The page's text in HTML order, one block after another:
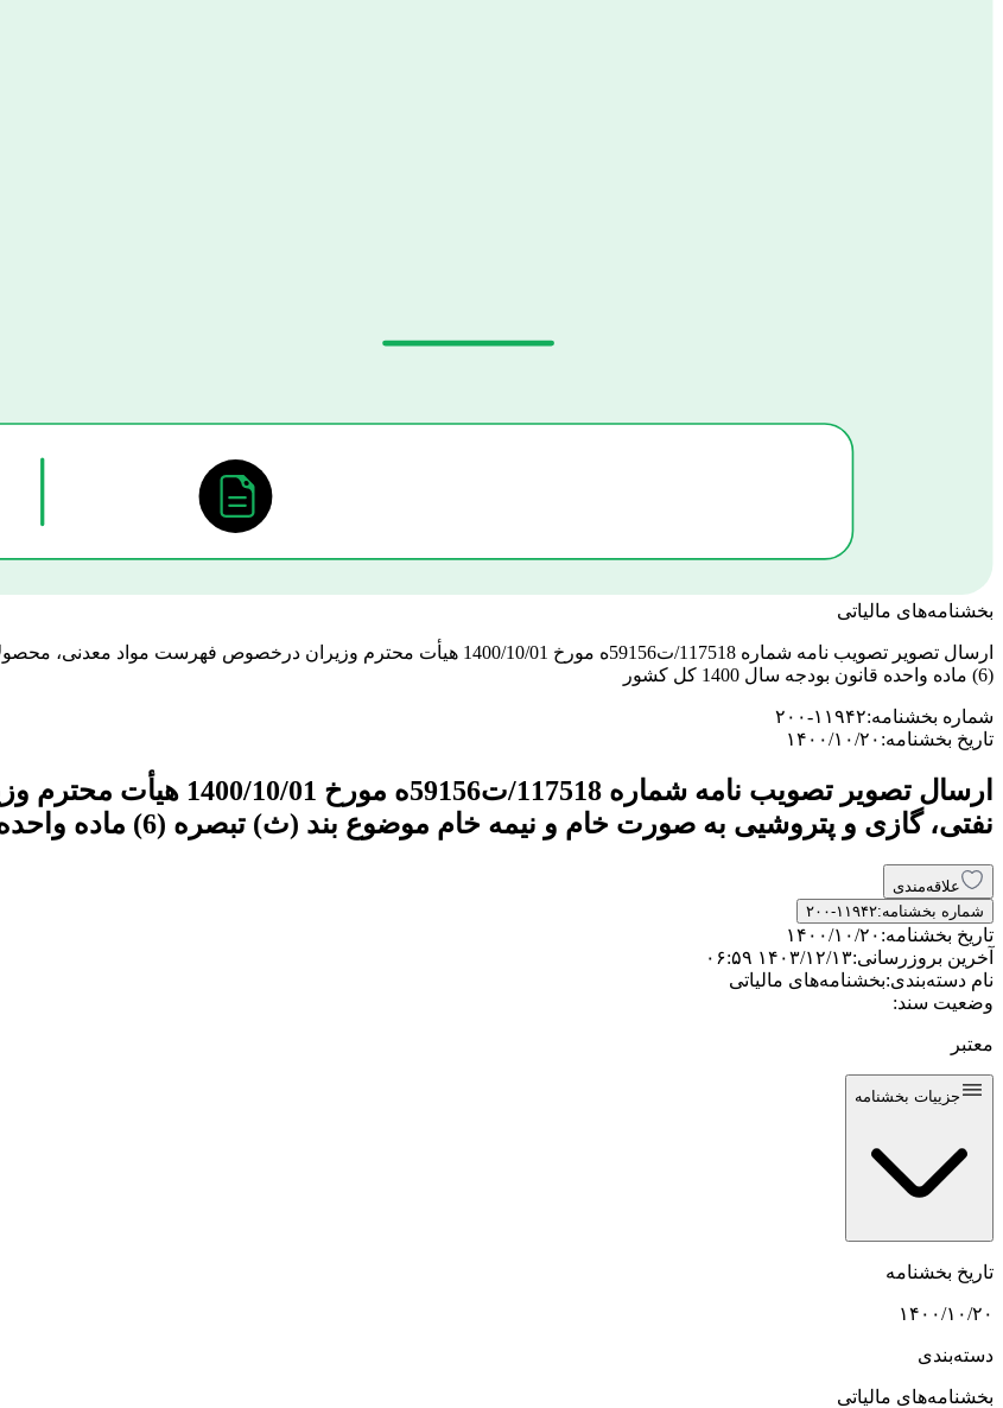
بخشنامه‌های مالیاتی
ارسال تصویر تصویب نامه شماره 117518/ت59156ه مورخ 1400/10/01 هیأت محترم
(6) ماده واحده قانون بودجه سال 1400 کل کشور
شماره بخشنامه:۲۰۰-۱۱۹۴۲
تاریخ بخشنامه: ۱۴۰۰/۱۰/۲۰
ارسال تصویر تصویب نامه
نفتی، گازی و پتروشیی به صورت خام و نیمه خام موضوع بند (ث) تبصره (6) ماده واحده قانون بودجه سال 1400 کل کشور
علاقه‌مندی
شماره بخشنامه:۲۰۰-۱۱۹۴۲
تاریخ بخشنامه: ۱۴۰۰/۱۰/۲۰
آخرین بروزرسانی:۱۴۰۳/۱۲/۱۳ ۰۶:۵۹
نام دسته‌بندی:بخشنامه‌های مالیاتی
وضعیت سند:
معتبر
جزییات بخشنامه
تاریخ بخشنامه
۱۴۰۰/۱۰/۲۰
دسته‌بندی
بخشنامه‌های مالیاتی